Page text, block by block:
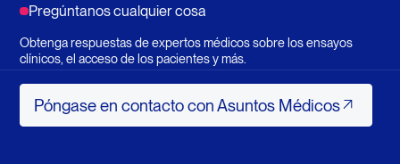
Pregúntanos cualquier cosa
Obtenga respuestas de expertos médicos sobre los ensayos
clínicos, el acceso de los pacientes y más.
Póngase en contacto con Asuntos Médicos
Póngase en contacto con Asuntos